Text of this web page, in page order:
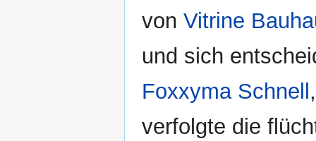
von Vitrine
und sich
Foxxyma Schnell
verfolgte die